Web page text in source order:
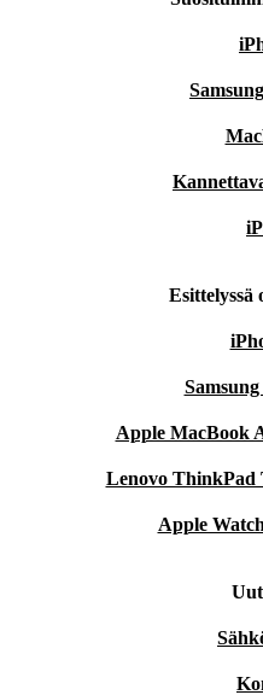
Esittelyssä
Apple MacBook
Lenovo ThinkPad
Apple